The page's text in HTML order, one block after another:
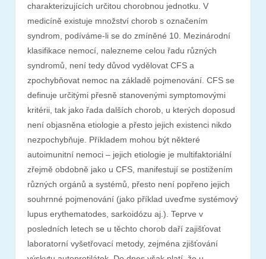
charakterizujících určitou chorobnou jednotku. V
medicíně existuje množství chorob s označením
syndrom, podíváme-li se do zmíněné 10. Mezinárodní
klasifikace nemocí, nalezneme celou řadu různých
syndromů, není tedy důvod vydělovat CFS a
zpochybňovat nemoc na základě pojmenování. CFS se
definuje určitými přesně stanovenými symptomovými
kritérii, tak jako řada dalších chorob, u kterých doposud
není objasněna etiologie a přesto jejich existenci nikdo
nezpochybňuje. Příkladem mohou být některé
autoimunitní nemoci – jejich etiologie je multifaktoriální
zřejmě obdobně jako u CFS, manifestují se postižením
různých orgánů a systémů, přesto není popřeno jejich
souhrnné pojmenování (jako příklad uveďme systémový
lupus erythematodes, sarkoidózu aj.). Teprve v
posledních letech se u těchto chorob daří zajišťovat
laboratorní vyšetřovací metody, zejména zjišťování